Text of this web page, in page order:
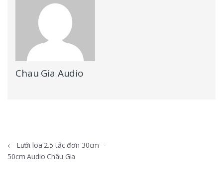
Chau Gia Audio
Điều hướng bài viết
← Lưới loa 2.5 tấc đơn 30cm –
50cm Audio Châu Gia